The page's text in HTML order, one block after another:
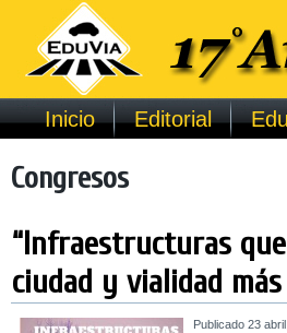
Inicio Editorial
Congresos
“Infraestructuras
ciudad y vialidad más
Publicado 23